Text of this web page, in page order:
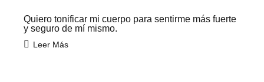
Quiero tonificar mi cuerpo para sentirme más fuerte
y seguro de mí mismo.
Leer Más